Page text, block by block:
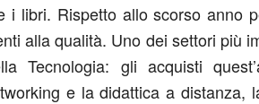
i libri. Rispetto allo scorso anno
alla qualità. Uno dei settori più
Tecnologia: gli acquisti
e la didattica a distanza,